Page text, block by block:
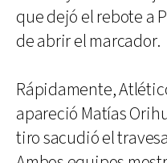
que dejó el rebote a
de abrir el marcador.
Rápidamente,
apareció Matías
tiro sacudió el